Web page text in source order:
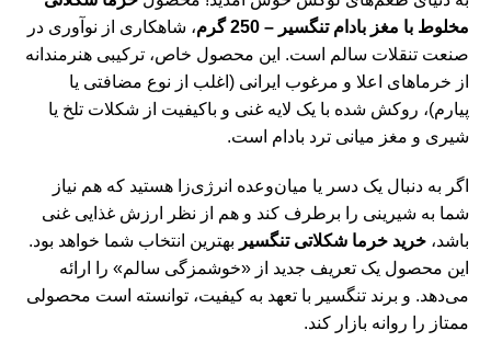
مخلوط با مغز بادام تنگسیر – 250 گرم
، شاهکاری از نوآوری در
صنعت تنقلات سالم است. این محصول خاص، ترکیبی هنرمندانه
از خرماهای اعلا و مرغوب ایرانی (اغلب از نوع مضافتی یا
پیارم)، روکش شده با یک لایه غنی و باکیفیت از شکلات تلخ یا
شیری و مغز میانی ترد بادام است.
اگر به دنبال یک دسر یا میان‌وعده انرژی‌زا هستید که هم نیاز
شما به شیرینی را برطرف کند و هم از نظر ارزش غذایی غنی
باشد، خرید خرما شکلاتی تنگسیر بهترین انتخاب شما خواهد بود.
این محصول یک تعریف جدید از «خوشمزگی سالم» را ارائه
می‌دهد. و برند تنگسیر با تعهد به کیفیت، توانسته است محصولی
ممتاز را روانه بازار کند.